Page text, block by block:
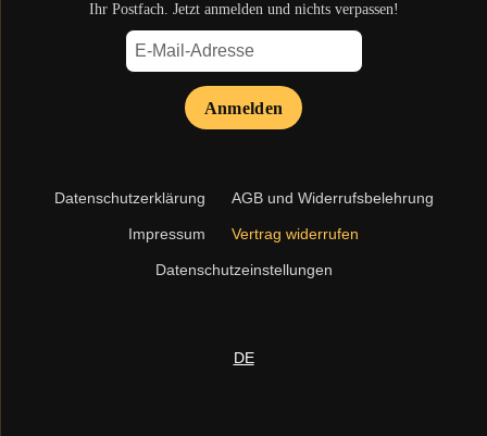
Ihr Postfach. Jetzt anmelden und nichts verpassen!
Anmelden
Navigation
Datenschutzerklärung AGB und Widerrufsbelehrung
Impressum Vertrag widerrufen
Datenschutzeinstellungen
DE